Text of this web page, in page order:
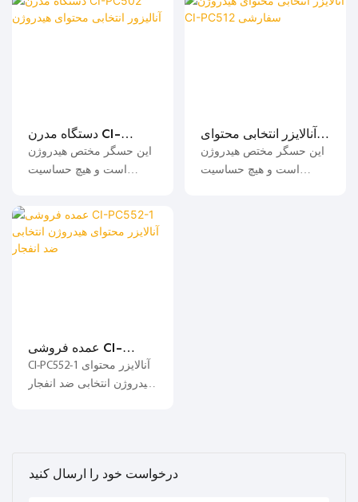
درخواست خود را ارسال کنید
داخل سنسور هدایت کند؛
دستگاه مدرن CI-
PC502 آنالیزور انتخابی
محتوای هیدروژن
این حسگر مختص هیدروژن
است و هیچ حساسیت
آنالایزر انتخابی محتوای
هیدروژن CI-PC512
سفارشی
این حسگر مختص هیدروژن
است و هیچ حساسیت
عمده فروشی CI-
PC552-1 آنالایزر
محتوای هیدروژن انتخابی
ضد انفجار
CI-PC552-1 آنالایزر محتوای
هیدروژن انتخابی ضد انفجار
با استفاده از دکمه‌های